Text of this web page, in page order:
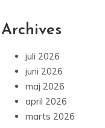
Archives
juli 2026
juni 2026
maj 2026
april 2026
marts 2026